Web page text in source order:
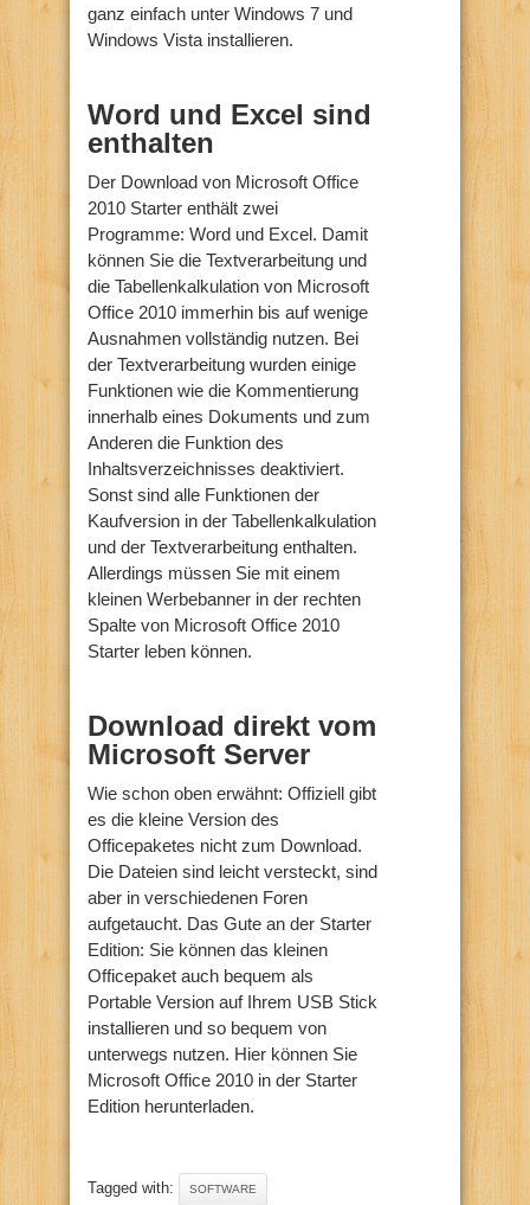
ganz einfach unter Windows 7 und
Windows Vista installieren.
Word und Excel sind
enthalten
Der Download von Microsoft Office
2010 Starter enthält zwei
Programme: Word und Excel. Damit
können Sie die Textverarbeitung und
die Tabellenkalkulation von Microsoft
Office 2010 immerhin bis auf wenige
Ausnahmen vollständig nutzen. Bei
der Textverarbeitung wurden einige
Funktionen wie die Kommentierung
innerhalb eines Dokuments und zum
Anderen die Funktion des
Inhaltsverzeichnisses deaktiviert.
Sonst sind alle Funktionen der
Kaufversion in der Tabellenkalkulation
und der Textverarbeitung enthalten.
Allerdings müssen Sie mit einem
kleinen Werbebanner in der rechten
Spalte von Microsoft Office 2010
Starter leben können.
Download direkt vom
Microsoft Server
Wie schon oben erwähnt: Offiziell gibt
es die kleine Version des
Officepaketes nicht zum Download.
Die Dateien sind leicht versteckt, sind
aber in verschiedenen Foren
aufgetaucht. Das Gute an der Starter
Edition: Sie können das kleinen
Officepaket auch bequem als
Portable Version auf Ihrem USB Stick
installieren und so bequem von
unterwegs nutzen. Hier können Sie
Microsoft Office 2010 in der Starter
Edition herunterladen.
Tagged with: SOFTWARE